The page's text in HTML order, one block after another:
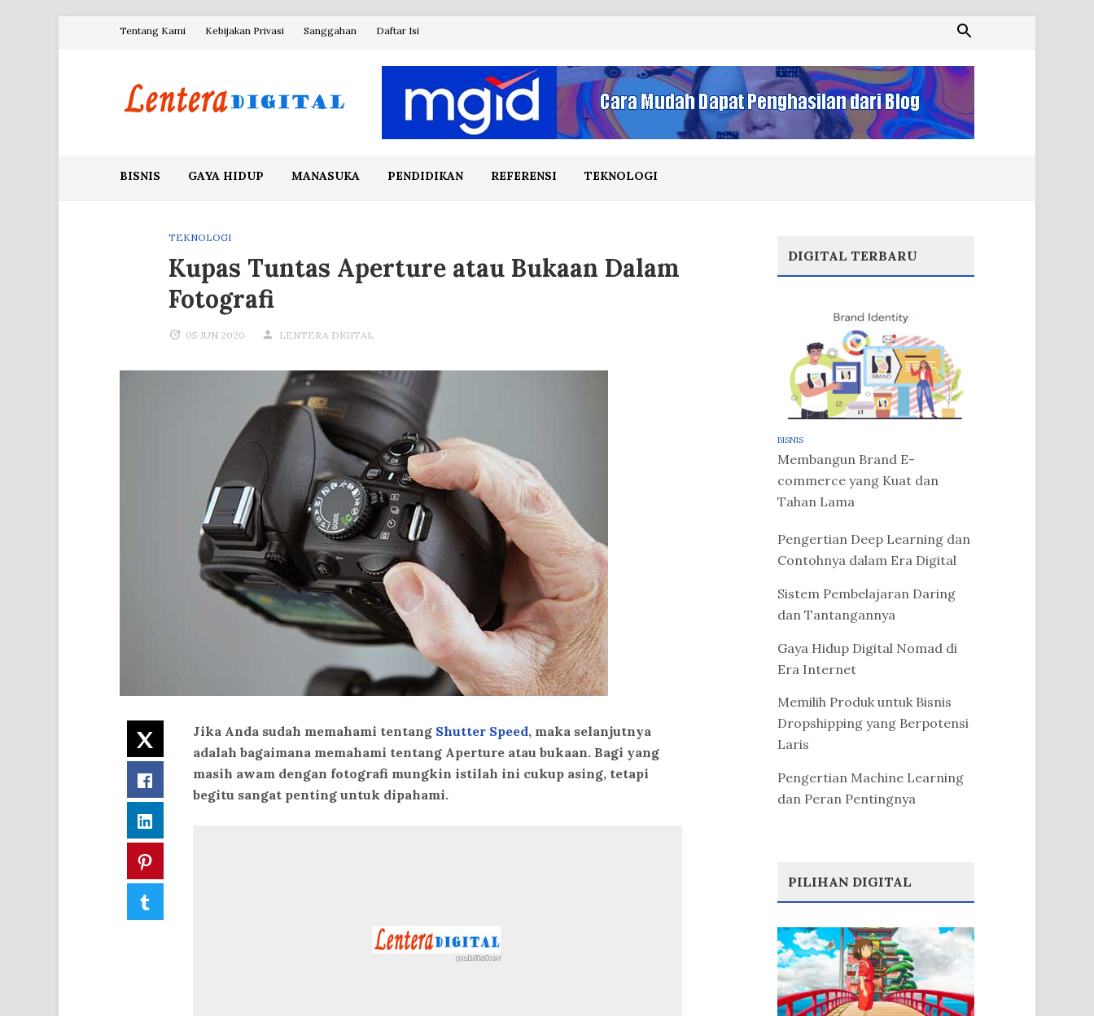
Tentang Kami Kebijakan Privasi Sanggahan Daftar Isi
BISNIS GAYA HIDUP MANASUKA PENDIDIKAN REFERENSI TEKNOLOGI
TEKNOLOGI
Kupas Tuntas Aperture atau Bukaan Dalam
Fotografi
05 JUN 2020 LENTERA DIGITAL
Twitter
Facebook
Jika Anda sudah memahami tentang Shutter Speed, maka selanjutnya
adalah bagaimana memahami tentang Aperture atau bukaan. Bagi yang
masih awam dengan fotografi mungkin istilah ini cukup asing, tetapi
begitu sangat penting untuk dipahami.
DIGITAL TERBARU
BISNIS
Membangun Brand E-
commerce yang Kuat dan
Tahan Lama
Pengertian Deep Learning dan
Contohnya dalam Era Digital
Sistem Pembelajaran Daring
dan Tantangannya
Gaya Hidup Digital Nomad di
Era Internet
Memilih Produk untuk Bisnis
Dropshipping yang Berpotensi
Laris
Pengertian Machine Learning
dan Peran Pentingnya
PILIHAN DIGITAL